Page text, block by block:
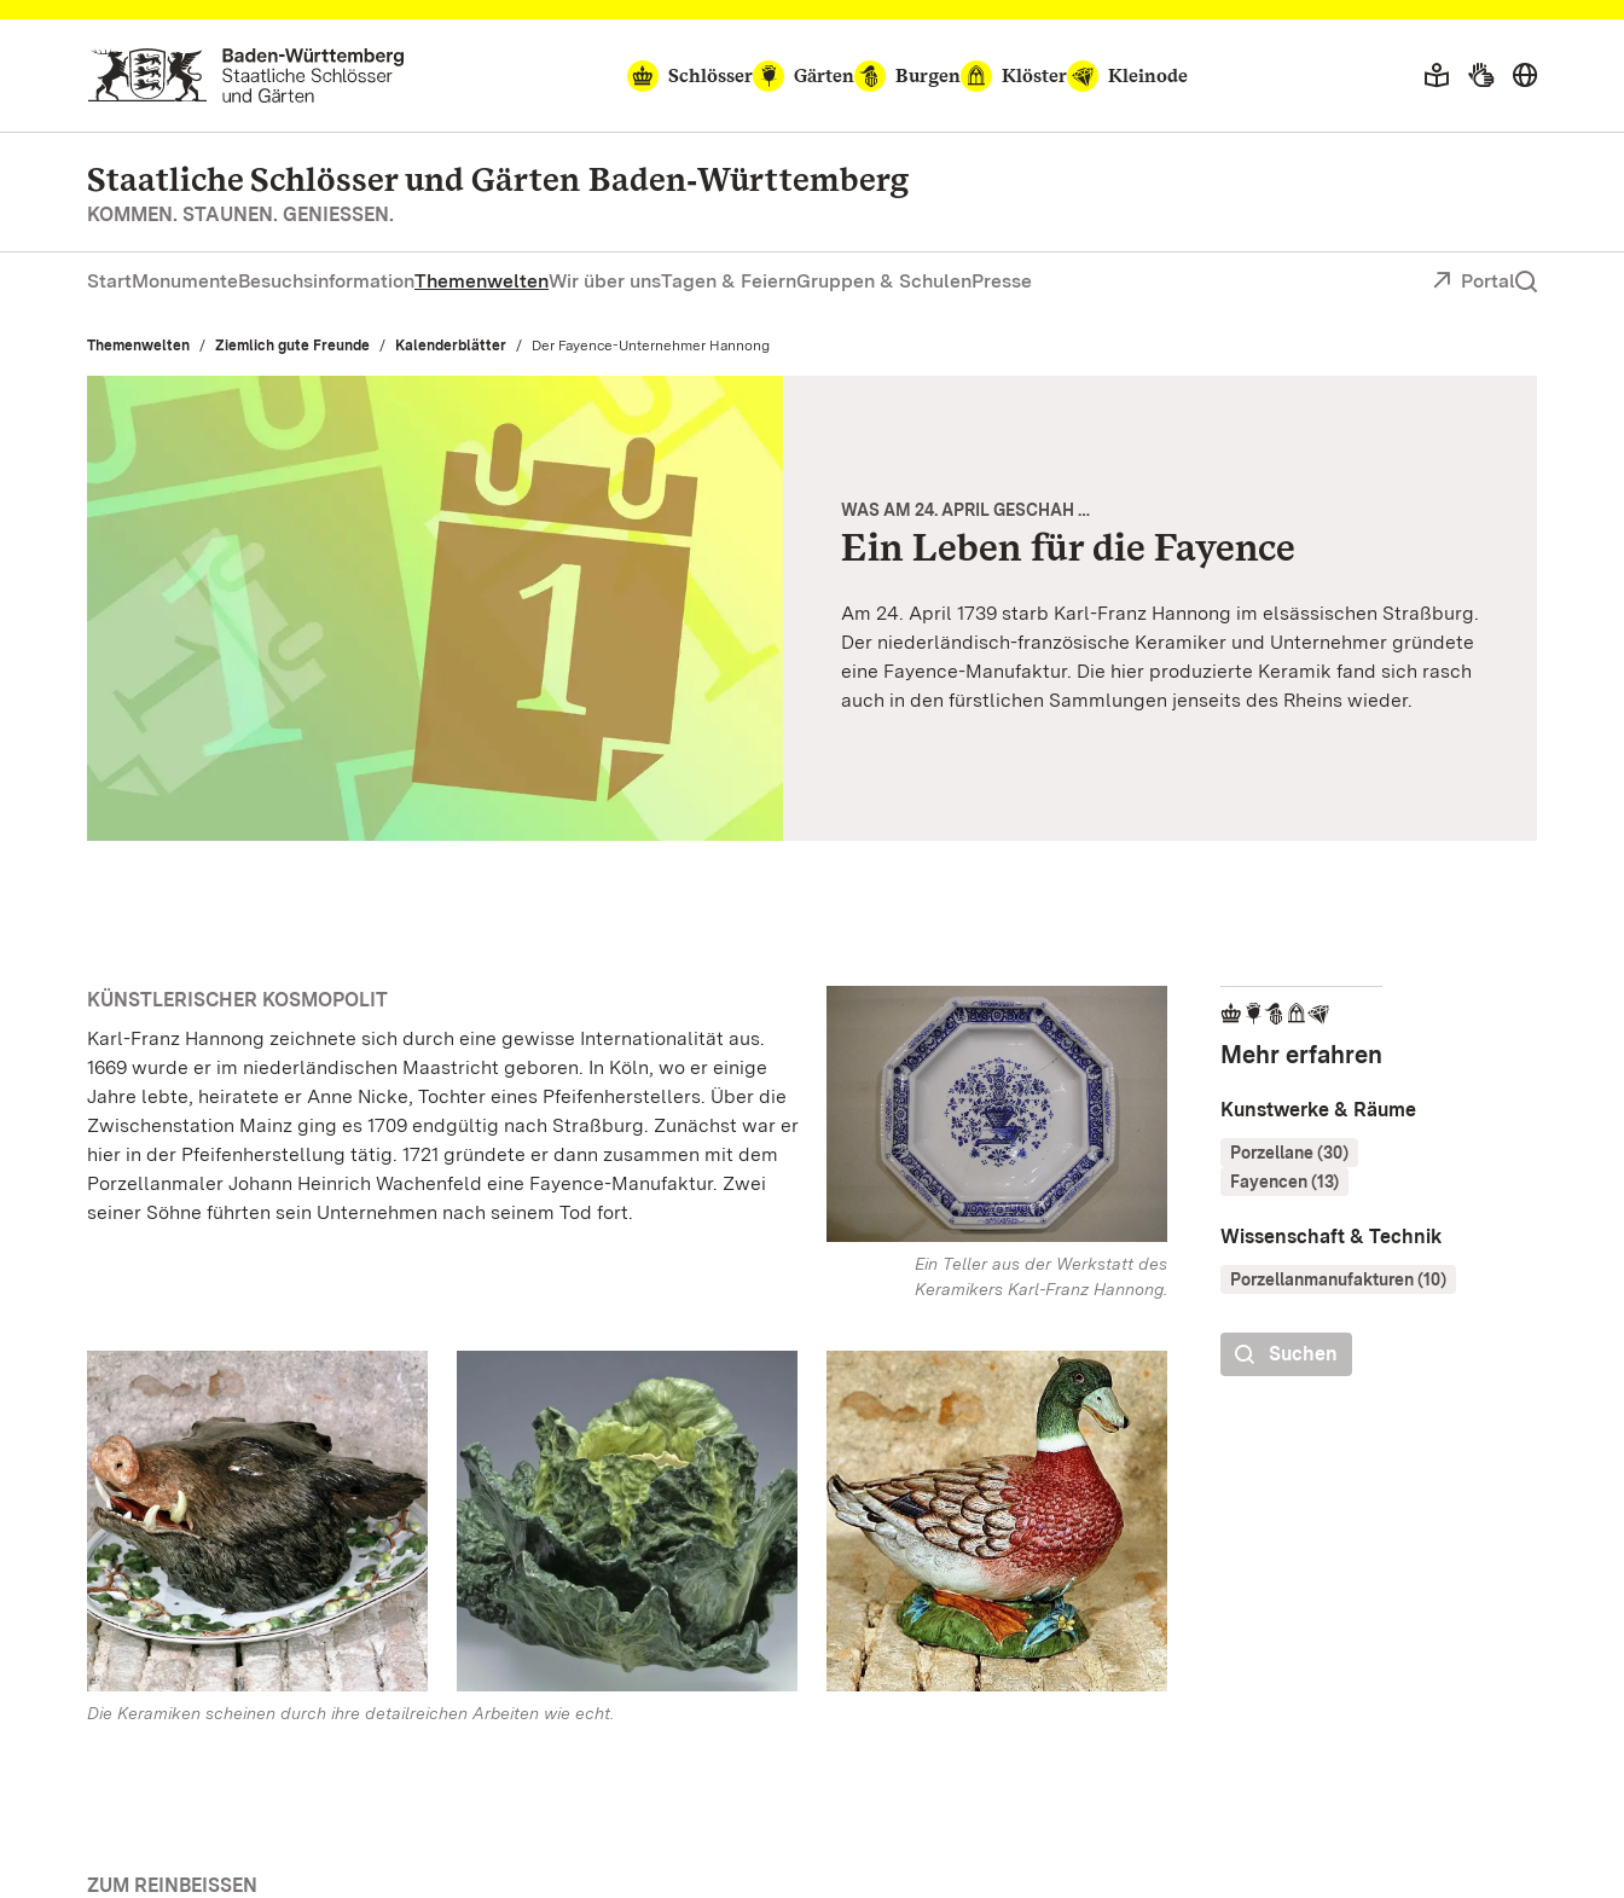
Zum Hauptinhalt springen
Schlösser
Gärten Burgen Klöster Kleinode
Staatliche Schlösser und Gärten Baden‑Württemberg
KOMMEN. STAUNEN. GENIESSEN.
StartMonumenteBesuchsinformationThemenweltenWir über unsTagen & FeiernGruppen & SchulenPresse Portal
Themenwelten Ziemlich gute Freunde Kalenderblätter Aktuell:
Der Fayence-Unternehmer Hannong
WAS AM 24. APRIL GESCHAH …
Ein Leben für die Fayence
Am 24. April 1739 starb Karl-Franz Hannong im elsässischen Straßburg.
Der niederländisch-französische Keramiker und Unternehmer gründete
eine Fayence-Manufaktur. Die hier produzierte Keramik fand sich rasch
auch in den fürstlichen Sammlungen jenseits des Rheins wieder.
Ein Teller aus der Werkstatt des
Keramikers Karl-Franz Hannong.
KÜNSTLERISCHER KOSMOPOLIT
Karl-Franz Hannong zeichnete sich durch eine gewisse Internationalität aus.
1669 wurde er im niederländischen Maastricht geboren. In Köln, wo er einige
Jahre lebte, heiratete er Anne Nicke, Tochter eines Pfeifenherstellers. Über die
Zwischenstation Mainz ging es 1709 endgültig nach Straßburg. Zunächst war er
hier in der Pfeifenherstellung tätig. 1721 gründete er dann zusammen mit dem
Porzellanmaler Johann Heinrich Wachenfeld eine Fayence-Manufaktur. Zwei
seiner Söhne führten sein Unternehmen nach seinem Tod fort.
Die Keramiken scheinen durch ihre detailreichen Arbeiten wie echt.
ZUM REINBEISSEN
Mehr erfahren
Kunstwerke & Räume
Porzellane (30)
Fayencen (13)
Wissenschaft & Technik
Porzellanmanufakturen (10)
Suchen